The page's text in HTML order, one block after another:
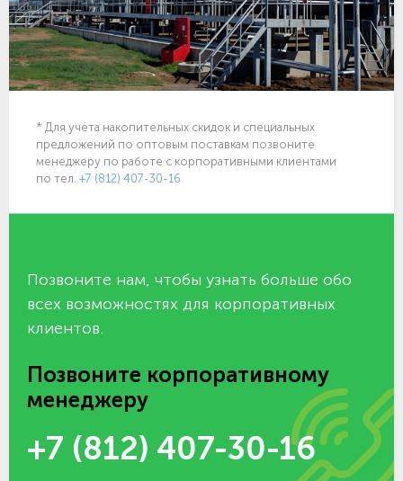
* Для учёта накопительных скидок и специальных
предложений по оптовым поставкам позвоните
менеджеру по работе с корпоративными клиентами
по тел. +7 (812) 407-30-16
Позвоните нам, чтобы узнать больше обо
всех возможностях для корпоративных
клиентов.
Позвоните корпоративному
менеджеру
+7 (812) 407-30-16